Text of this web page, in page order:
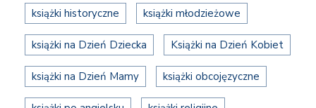
książki historyczne książki młodzieżowe
książki na Dzień Dziecka Książki na Dzień Kobiet
książki na Dzień Mamy książki obcojęzyczne